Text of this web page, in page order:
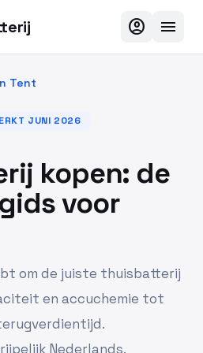
account_circle menu
Tent
JUNI 2026
kopen: de
voor
om de juiste thuisbatterij
en accuchemie tot
Nederlands.